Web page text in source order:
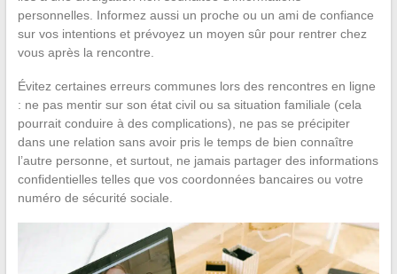
personnelles. Informez aussi un proche ou un ami de confiance
sur vos intentions et prévoyez un moyen sûr pour rentrer chez
vous après la rencontre.
Évitez certaines erreurs communes lors des rencontres en ligne
: ne pas mentir sur son état civil ou sa situation familiale (cela
pourrait conduire à des complications), ne pas se précipiter
dans une relation sans avoir pris le temps de bien connaître
l’autre personne, et surtout, ne jamais partager des informations
confidentielles telles que vos coordonnées bancaires ou votre
numéro de sécurité sociale.